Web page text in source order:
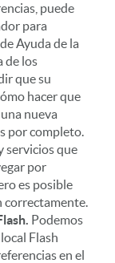
puede
para
Ayuda de la
de los
que su
hacer que
nueva
por completo.
servicios que
por
es posible
correctamente.
Podemos
Flash
en el